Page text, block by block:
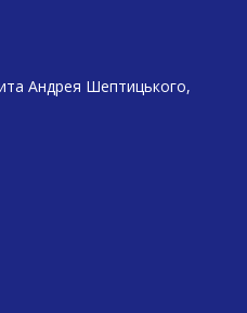
Андрея Шептицького,